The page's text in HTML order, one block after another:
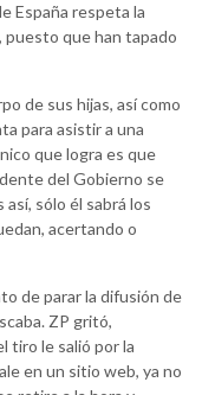
España respeta la
que han tapado
de sus hijas, así como
para asistir a una
que logra es que
del Gobierno se
sólo él sabrá los
acertando o
de parar la difusión de
ZP gritó,
tiro le salió por la
en un sitio web, ya no